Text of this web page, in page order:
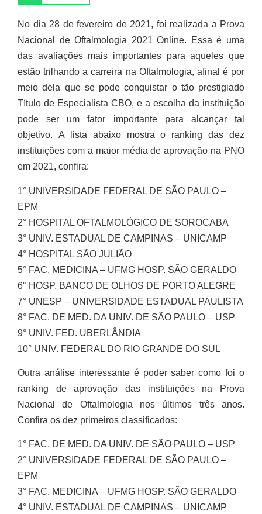
No dia 28 de fevereiro de 2021, foi realizada a Prova
Nacional de Oftalmologia 2021 Online. Essa é uma
das avaliações mais importantes para aqueles que
estão trilhando a carreira na Oftalmologia, afinal é por
meio dela que se pode conquistar o tão prestigiado
Título de Especialista CBO, e a escolha da instituição
pode ser um fator importante para alcançar tal
objetivo. A lista abaixo mostra o ranking das dez
instituições com a maior média de aprovação na PNO
em 2021, confira:
1° UNIVERSIDADE FEDERAL DE SÃO PAULO –
EPM
2° HOSPITAL OFTALMOLÓGICO DE SOROCABA
3° UNIV. ESTADUAL DE CAMPINAS – UNICAMP
4° HOSPITAL SÃO JULIÃO
5° FAC. MEDICINA – UFMG HOSP. SÃO GERALDO
6° HOSP. BANCO DE OLHOS DE PORTO ALEGRE
7° UNESP – UNIVERSIDADE ESTADUAL PAULISTA
8° FAC. DE MED. DA UNIV. DE SÃO PAULO – USP
9° UNIV. FED. UBERLÂNDIA
10° UNIV. FEDERAL DO RIO GRANDE DO SUL
Outra análise interessante é poder saber como foi o
ranking de aprovação das instituições na Prova
Nacional de Oftalmologia nos últimos três anos.
Confira os dez primeiros classificados:
1° FAC. DE MED. DA UNIV. DE SÃO PAULO – USP
2° UNIVERSIDADE FEDERAL DE SÃO PAULO –
EPM
3° FAC. MEDICINA – UFMG HOSP. SÃO GERALDO
4° UNIV. ESTADUAL DE CAMPINAS – UNICAMP